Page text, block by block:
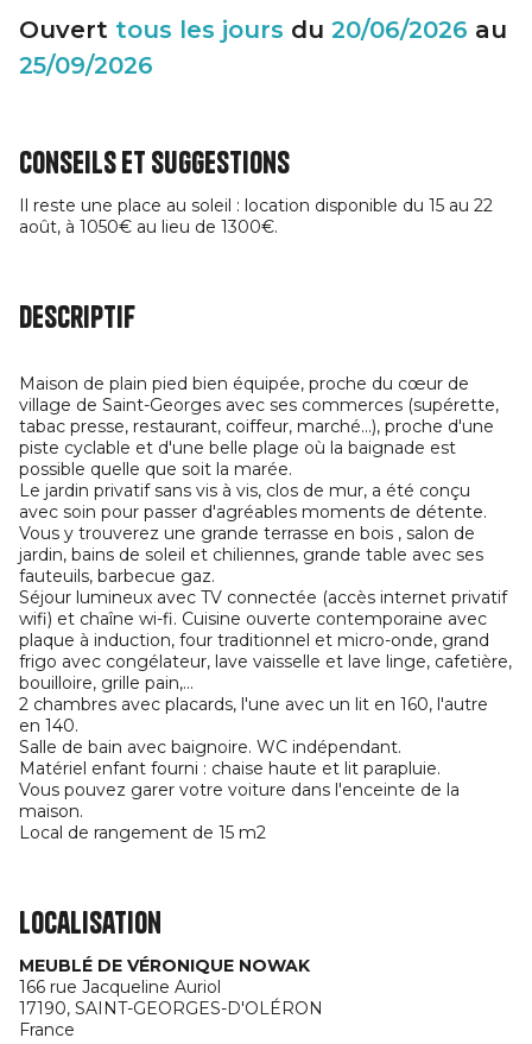
Ouvert tous les jours du 20/06/2026 au
25/09/2026
Conseils et suggestions
Il reste une place au soleil : location disponible du 15 au 22
août, à 1050€ au lieu de 1300€.
Descriptif
Maison de plain pied bien équipée, proche du cœur de
village de Saint-Georges avec ses commerces (supérette,
tabac presse, restaurant, coiffeur, marché...), proche d'une
piste cyclable et d'une belle plage où la baignade est
possible quelle que soit la marée.
Le jardin privatif sans vis à vis, clos de mur, a été conçu
avec soin pour passer d'agréables moments de détente.
Vous y trouverez une grande terrasse en bois , salon de
jardin, bains de soleil et chiliennes, grande table avec ses
fauteuils, barbecue gaz.
Séjour lumineux avec TV connectée (accès internet privatif
wifi) et chaîne wi-fi. Cuisine ouverte contemporaine avec
plaque à induction, four traditionnel et micro-onde, grand
frigo avec congélateur, lave vaisselle et lave linge, cafetière,
bouilloire, grille pain,...
2 chambres avec placards, l'une avec un lit en 160, l'autre
en 140.
Salle de bain avec baignoire. WC indépendant.
Matériel enfant fourni : chaise haute et lit parapluie.
Vous pouvez garer votre voiture dans l'enceinte de la
maison.
Local de rangement de 15 m2
Localisation
MEUBLÉ DE VÉRONIQUE NOWAK
166 rue Jacqueline Auriol
17190, SAINT-GEORGES-D'OLÉRON
France